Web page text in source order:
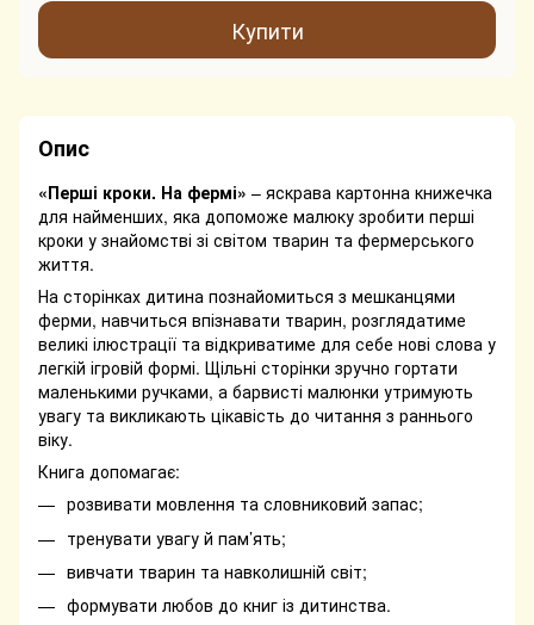
Купити
Опис
«Перші кроки. На фермі» – яскрава картонна книжечка
для найменших, яка допоможе малюку зробити перші
кроки у знайомстві зі світом тварин та фермерського
життя.
На сторінках дитина познайомиться з мешканцями
ферми, навчиться впізнавати тварин, розглядатиме
великі ілюстрації та відкриватиме для себе нові слова у
легкій ігровій формі. Щільні сторінки зручно гортати
маленькими ручками, а барвисті малюнки утримують
увагу та викликають цікавість до читання з раннього
віку.
Книга допомагає:
розвивати мовлення та словниковий запас;
тренувати увагу й пам’ять;
вивчати тварин та навколишній світ;
формувати любов до книг із дитинства.